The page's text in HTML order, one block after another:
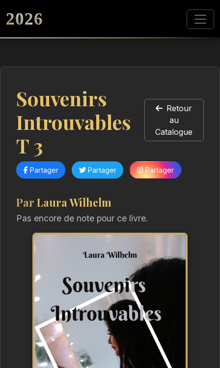
2026
Souvenirs
Introuvables
T 3
Retour
au
Catalogue
Partager Partager Partager
Par Laura Wilhelm
Pas encore de note pour ce livre.